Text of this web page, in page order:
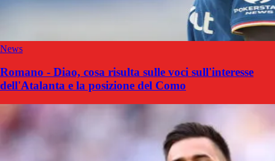
News
Romano - Diao, cosa risulta sulle voci sull'interesse
dell'Atalanta e la posizione del Como